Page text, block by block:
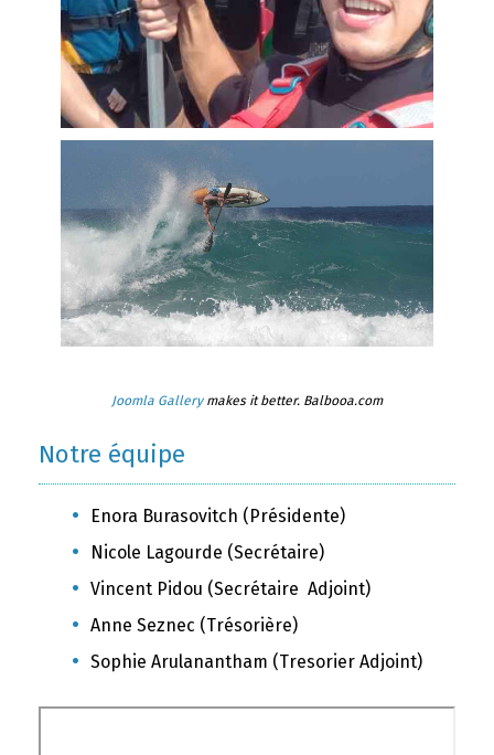
Joomla Gallerymakes it better. Balbooa.com
Notre équipe
Enora Burasovitch (Présidente)
Nicole Lagourde (Secrétaire)
Vincent Pidou (Secrétaire Adjoint)
Anne Seznec (Trésorière)
Sophie Arulanantham (Tresorier Adjoint)